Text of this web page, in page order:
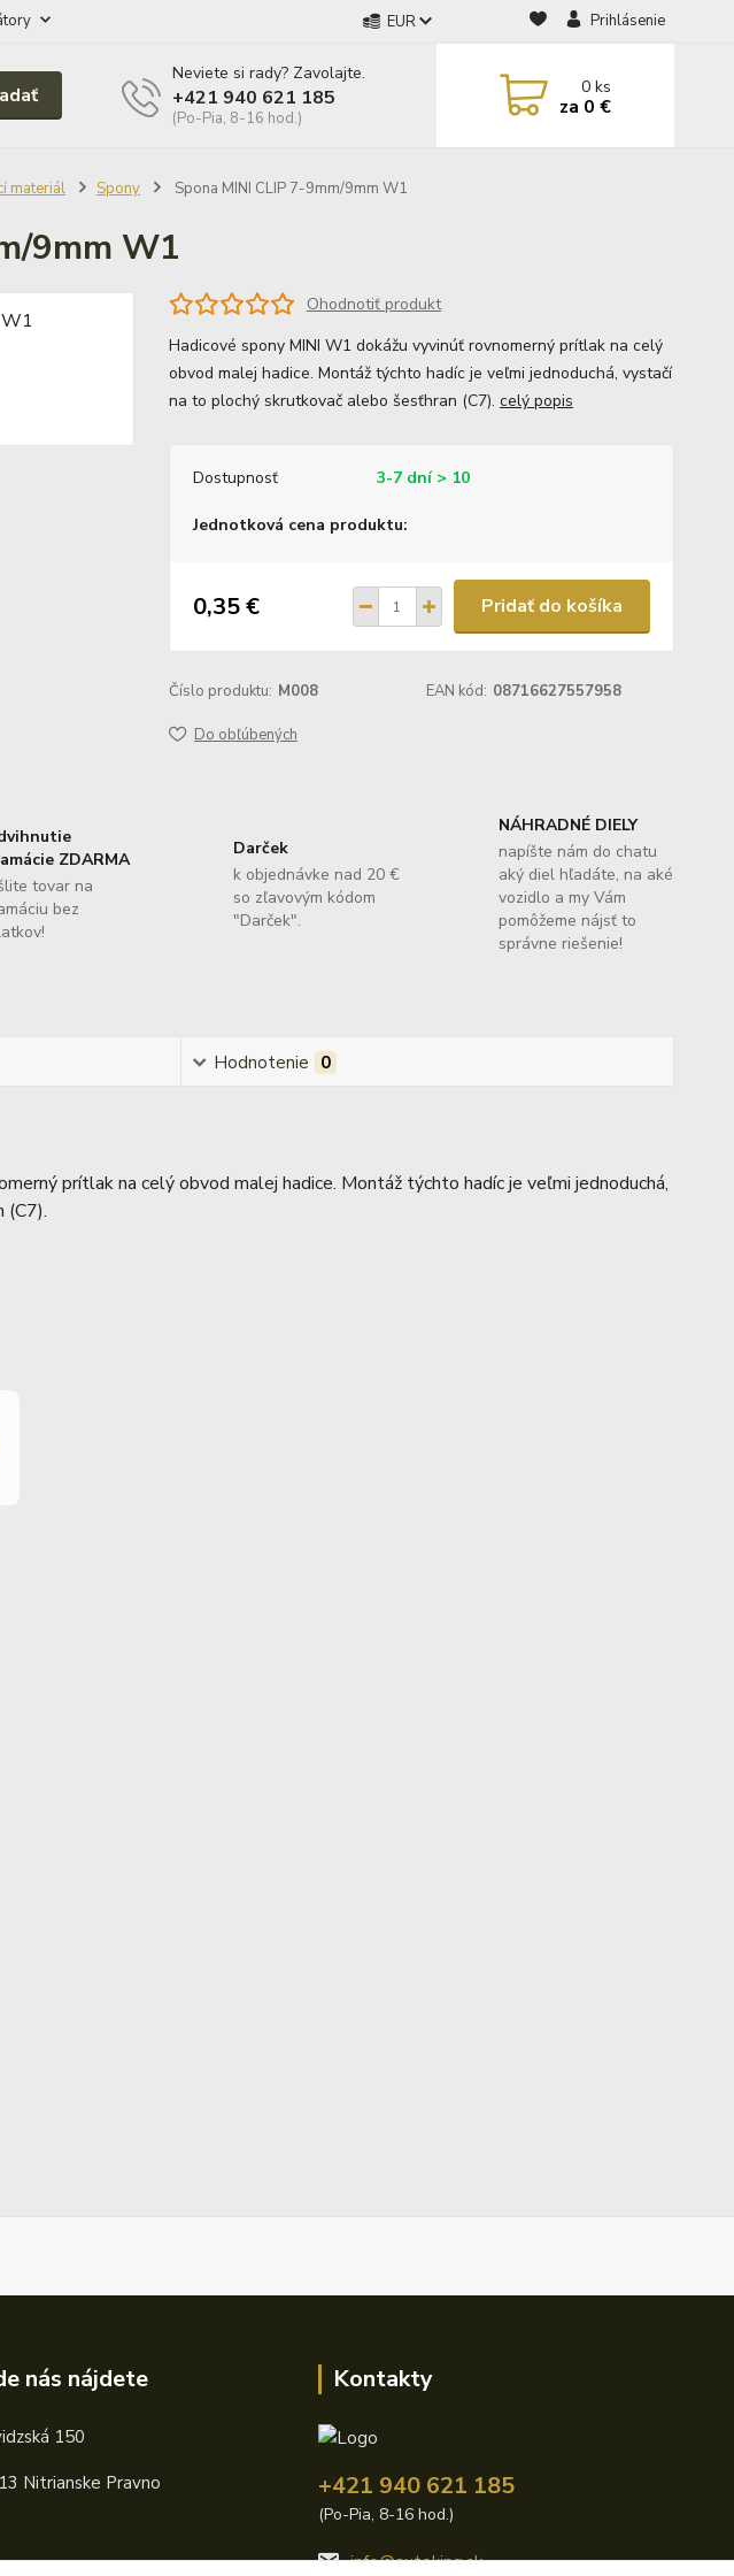
EUR Prihlásenie
Neviete si rady? Zavolajte.
+421 940 621 185
(Po-Pia, 8-16 hod.)
0ks
za 0 €
materiál Spony Spona MINI CLIP 7-9mm/9mm W1
9mm W1
Ohodnotiť produkt
Hadicové spony MINI W1 dokážu vyvinúť rovnomerný prítlak na celý
obvod malej hadice. Montáž týchto hadíc je veľmi jednoduchá, vystačí
na to plochý skrutkovač alebo šesťhran (C7). celý popis
Dostupnosť 3-7 dní > 10
Jednotková cena produktu:
0,35 € Pridať do košíka
Číslo produktu: M008 EAN kód: 08716627557958
Do obľúbených
ZDARMA
tovar na
bez
Darček
k objednávke nad 20 €
so zľavovým kódom
"Darček".
NÁHRADNÉ DIELY
napíšte nám do chatu
aký diel hľadáte, na aké
vozidlo a my Vám
pomôžeme nájsť to
správne riešenie!
Hodnotenie 0
prítlak na celý obvod malej hadice. Montáž týchto hadíc je veľmi jednoduchá,
(C7).
nás nájdete
150
Nitrianske Pravno
Kontakty
+421 940 621 185
(Po-Pia, 8-16 hod.)
info@autoking.sk